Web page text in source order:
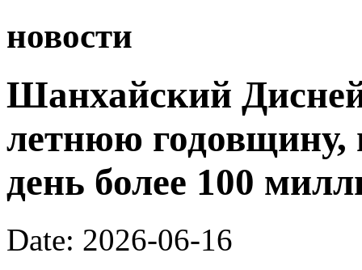
новости
Шанхайский
летнюю годовщину,
день более 100
Date: 2026-06-16